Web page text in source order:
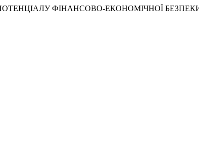
ПОТЕНЦІАЛУ ФІНАНСОВО-ЕКОНОМІЧНОЇ